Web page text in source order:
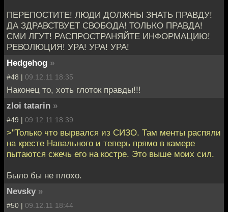
ПЕРЕПОСТИТЕ! ЛЮДИ ДОЛЖНЫ ЗНАТЬ ПРАВДУ!
ДА ЗДРАВСТВУЕТ СВОБОДА! ТОЛЬКО ПРАВДА!
СМИ ЛГУТ! РАСПРОСТРАНЯЙТЕ ИНФОРМАЦИЮ!
РЕВОЛЮЦИЯ! УРА! УРА! УРА!
Hedgehog »
#48 | 09.12.11 18:35
Наконец то, хоть глоток правды!!!
zloi tatarin »
#49 | 09.12.11 18:39
>"Только что вырвался из СИЗО. Там менты распяли
на кресте Навального и теперь прямо в камере
пытаются сжечь его на костре. Это выше моих сил.
Было бы не плохо.
Nevsky »
#50 | 09.12.11 18:44